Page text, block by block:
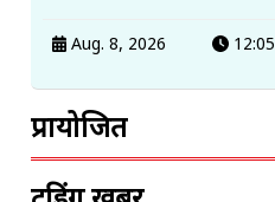
Aug. 8, 2026
प्रायोजित